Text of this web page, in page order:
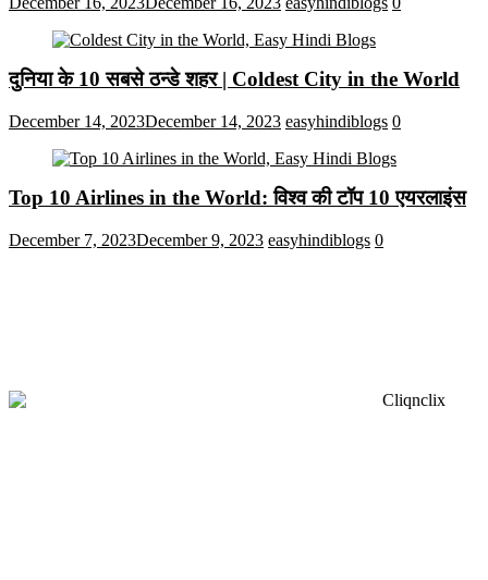
दुनिया के 10 सबसे ठन्डे शहर | Coldest City in the World
December 14, 2023December 14, 2023 easyhindiblogs 0
Top 10 Airlines in the World: विश्व की टॉप 10 एयरलाइंस
December 7, 2023December 9, 2023 easyhindiblogs 0